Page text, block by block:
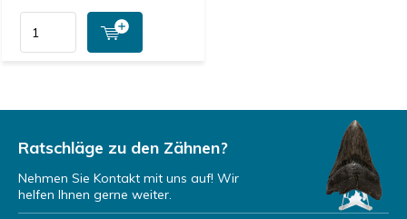
Ratschläge zu den Zähnen?
Nehmen Sie Kontakt mit uns auf! Wir
helfen Ihnen gerne weiter.